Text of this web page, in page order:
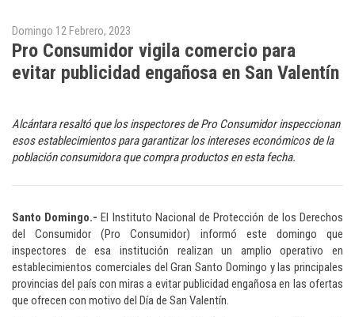
Domingo 12 Febrero, 2023
Pro Consumidor vigila comercio para
evitar publicidad engañosa en San Valentín
Alcántara resaltó que los inspectores de Pro Consumidor inspeccionan
esos establecimientos para garantizar los intereses económicos de la
población consumidora que compra productos en esta fecha.
Santo Domingo.- El Instituto Nacional de Protección de los Derechos
del Consumidor (Pro Consumidor) informó este domingo que
inspectores de esa institución realizan un amplio operativo en
establecimientos comerciales del Gran Santo Domingo y las principales
provincias del país con miras a evitar publicidad engañosa en las ofertas
que ofrecen con motivo del Día de San Valentín.